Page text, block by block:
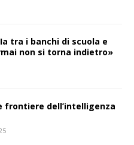
tra i banchi di scuola e
non si torna indietro»
frontiere dell’intelligenza